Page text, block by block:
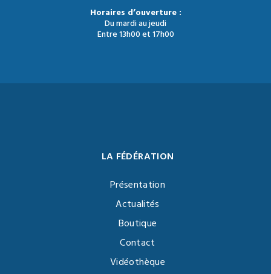
Horaires d’ouverture :
Du mardi au jeudi
Entre 13h00 et 17h00
LA FÉDÉRATION
Présentation
Actualités
Boutique
Contact
Vidéothèque